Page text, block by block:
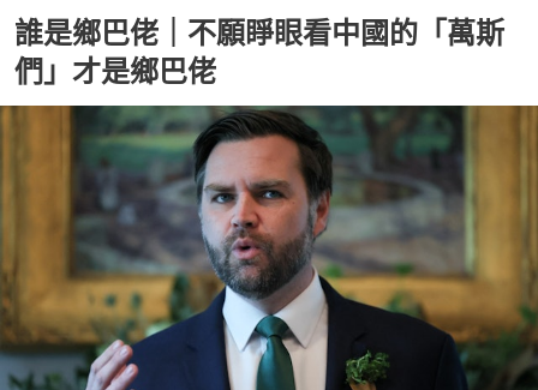
誰是鄉巴佬｜不願睜眼看中國的「萬斯
們」才是鄉巴佬